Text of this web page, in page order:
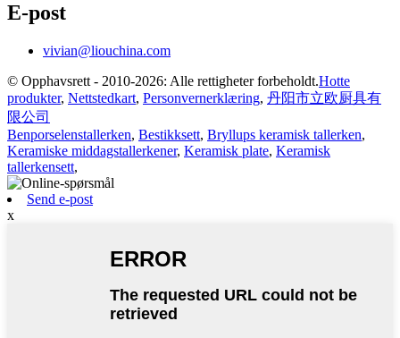
E-post
vivian@liouchina.com
© Opphavsrett - 2010-2026: Alle rettigheter forbeholdt.Hotte
produkter, Nettstedkart, Personvernerklæring, 丹阳市立欧厨具有
限公司
Benporselenstallerken, Bestikksett, Bryllups keramisk tallerken,
Keramiske middagstallerkener, Keramisk plate, Keramisk
tallerkensett,
Send e-post
x